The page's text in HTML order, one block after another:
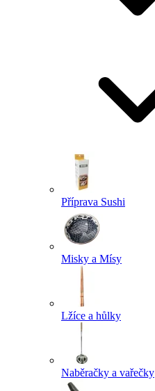
Příprava Sushi
Misky a Mísy
Lžíce a hůlky
Naběračky a vařečky